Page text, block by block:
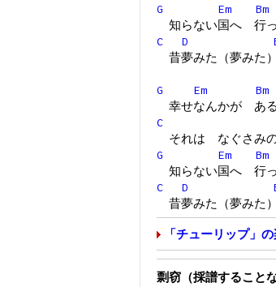
G
Em Bm
知らない国へ 行っ
C
D
昔夢みた（夢みた
G Em Bm
幸せなんかが ある
C
それは なぐさみの
G
Em Bm
知らない国へ 行っ
C
D
昔夢みた（夢みた
「チューリップ」
剽窃（採譜すること